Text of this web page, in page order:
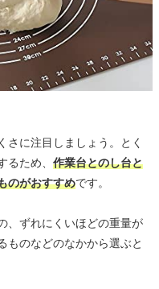
さに注目しましょう。とく
るため、 作業台とのし台と
のがおすすめです。
、ずれにくいほどの重量が
ものなどのなかから選ぶと